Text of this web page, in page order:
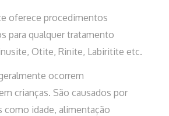
oferece procedimentos
para qualquer tratamento
Otite, Rinite, Labiritite etc.
ocorrem
crianças. São causados por
como idade, alimentação